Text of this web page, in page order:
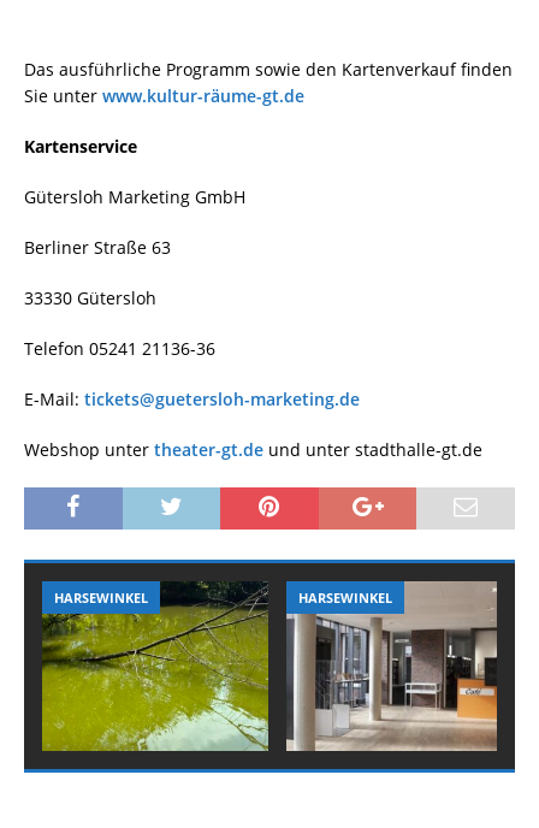
Das ausführliche Programm sowie den Kartenverkauf finden
Sie unter www.kultur-räume-gt.de
Kartenservice
Gütersloh Marketing GmbH
Berliner Straße 63
33330 Gütersloh
Telefon 05241 21136-36
E-Mail: tickets@guetersloh-marketing.de
Webshop unter theater-gt.de und unter stadthalle-gt.de
HARSEWINKEL HARSEWINKEL